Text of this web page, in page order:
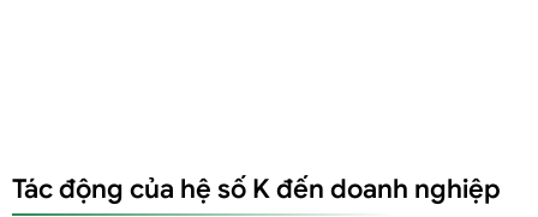
Tác động của hệ số K đến doanh nghiệp